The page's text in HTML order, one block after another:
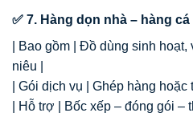
✅ 7. Hàng dọn nhà – hàng cá
| Bao gồm | Đồ dùng sinh
niêu |
| Gói dịch vụ | Ghép hàng hoặc
| Hỗ trợ | Bốc xếp – đóng gói –